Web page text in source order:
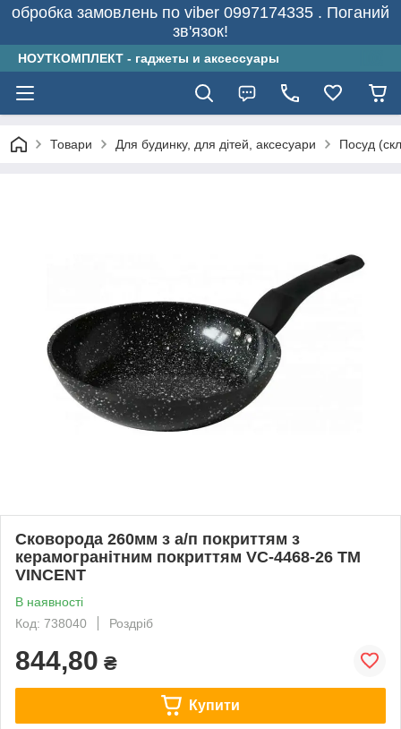
обробка замовлень по viber 0997174335 . Поганий
зв'язок!
НОУТКОМПЛЕКТ - гаджеты и аксессуары
Товари Для будинку, для дітей, аксесуари Посуд
Сковорода 260мм з а/п покриттям з
керамогранітним покриттям VC-4468-26 ТМ
VINCENT
В наявності
Код: 738040
Роздріб
844,80 ₴
Купити